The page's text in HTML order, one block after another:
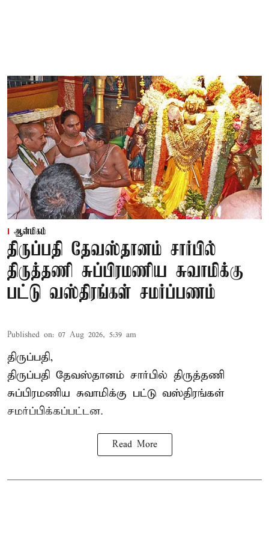
ஆன்மிகம்
திருப்பதி தேவஸ்தானம் சார்பில்
திருத்தணி சுப்பிரமணிய சுவாமிக்கு
பட்டு வஸ்திரங்கள் சமர்ப்பணம்
Published on: 07 Aug 2026, 5:39 am
திருப்பதி,
திருப்பதி தேவஸ்தானம் சார்பில் திருத்தணி
சுப்பிரமணிய சுவாமிக்கு பட்டு வஸ்திரங்கள்
சமர்ப்பிக்கப்பட்டன.
Read More